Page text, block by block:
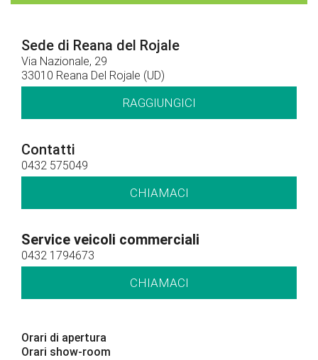
Sede di Reana del Rojale
Via Nazionale, 29
33010 Reana Del Rojale (UD)
RAGGIUNGICI
Contatti
0432 575049
CHIAMACI
Service veicoli commerciali
0432 1794673
CHIAMACI
Orari di apertura
Orari show-room